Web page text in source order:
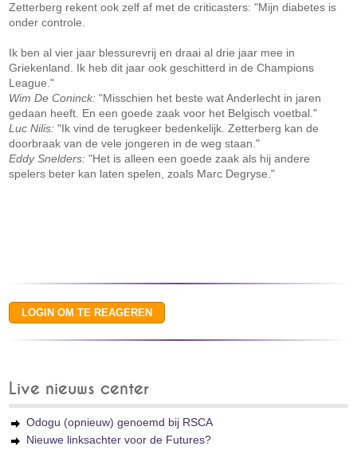
Zetterberg rekent ook zelf af met de criticasters: "Mijn diabetes is
onder controle.
Ik ben al vier jaar blessurevrij en draai al drie jaar mee in
Griekenland. Ik heb dit jaar ook geschitterd in de Champions
League."
Wim De Coninck: "Misschien het beste wat Anderlecht in jaren
gedaan heeft. En een goede zaak voor het Belgisch voetbal."
Luc Nilis: "Ik vind de terugkeer bedenkelijk. Zetterberg kan de
doorbraak van de vele jongeren in de weg staan."
Eddy Snelders: "Het is alleen een goede zaak als hij andere
spelers beter kan laten spelen, zoals Marc Degryse."
Live nieuws center
Odogu (opnieuw) genoemd bij RSCA
Nieuwe linksachter voor de Futures?